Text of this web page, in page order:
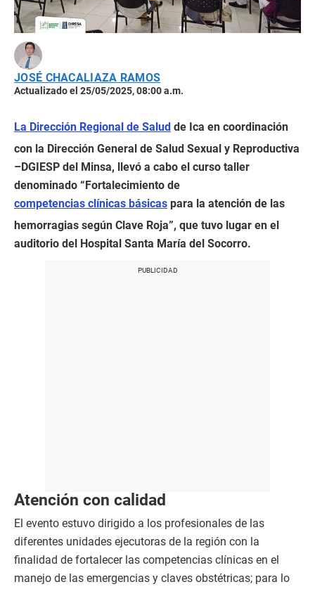
JOSÉ CHACALIAZA RAMOS
Actualizado el 25/05/2025, 08:00 a.m.
La Dirección Regional de Salud de Ica en coordinación
con la Dirección General de Salud Sexual y Reproductiva
–DGIESP del Minsa, llevó a cabo el curso taller
denominado “Fortalecimiento de
competencias clínicas básicas para la atención de las
hemorragias según Clave Roja”, que tuvo lugar en el
auditorio del Hospital Santa María del Socorro.
Atención con calidad
El evento estuvo dirigido a los profesionales de las
diferentes unidades ejecutoras de la región con la
finalidad de fortalecer las competencias clínicas en el
manejo de las emergencias y claves obstétricas; para lo